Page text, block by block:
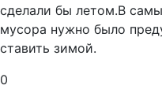
сделали бы летом.В
мусора нужно было
ставить зимой.
0